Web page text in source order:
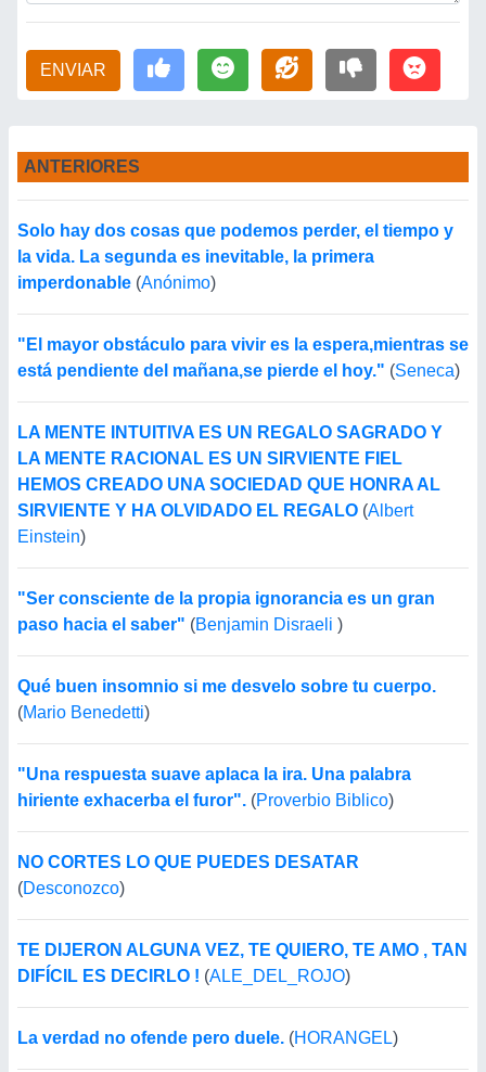
ENVIAR
ANTERIORES
Solo hay dos cosas que podemos perder, el tiempo y
la vida. La segunda es inevitable, la primera
imperdonable (Anónimo)
"El mayor obstáculo para vivir es la espera,mientras se
está pendiente del mañana,se pierde el hoy." (Seneca)
LA MENTE INTUITIVA ES UN REGALO SAGRADO Y
LA MENTE RACIONAL ES UN SIRVIENTE FIEL
HEMOS CREADO UNA SOCIEDAD QUE HONRA AL
SIRVIENTE Y HA OLVIDADO EL REGALO (Albert
Einstein)
"Ser consciente de la propia ignorancia es un gran
paso hacia el saber" (Benjamin Disraeli )
Qué buen insomnio si me desvelo sobre tu cuerpo.
(Mario Benedetti)
"Una respuesta suave aplaca la ira. Una palabra
hiriente exhacerba el furor". (Proverbio Biblico)
NO CORTES LO QUE PUEDES DESATAR
(Desconozco)
TE DIJERON ALGUNA VEZ, TE QUIERO, TE AMO , TAN
DIFÍCIL ES DECIRLO ! (ALE_DEL_ROJO)
La verdad no ofende pero duele. (HORANGEL)